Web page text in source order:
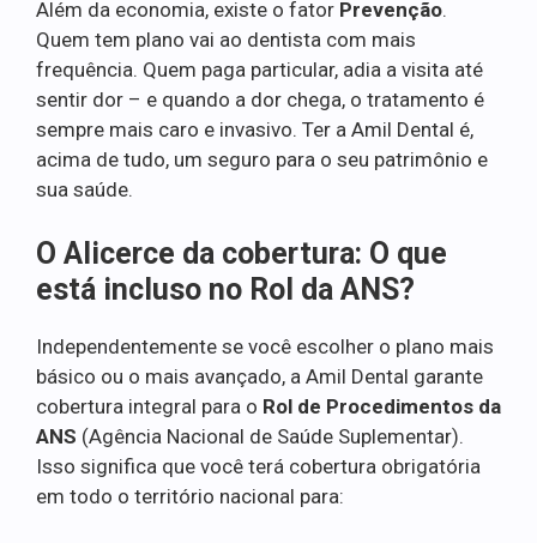
Além da economia, existe o fator Prevenção.
Quem tem plano vai ao dentista com mais
frequência. Quem paga particular, adia a visita até
sentir dor – e quando a dor chega, o tratamento é
sempre mais caro e invasivo. Ter a Amil Dental é,
acima de tudo, um seguro para o seu patrimônio e
sua saúde.
O Alicerce da cobertura: O que
está incluso no Rol da ANS?
Independentemente se você escolher o plano mais
básico ou o mais avançado, a Amil Dental garante
cobertura integral para o Rol de Procedimentos da
ANS (Agência Nacional de Saúde Suplementar).
Isso significa que você terá cobertura obrigatória
em todo o território nacional para: